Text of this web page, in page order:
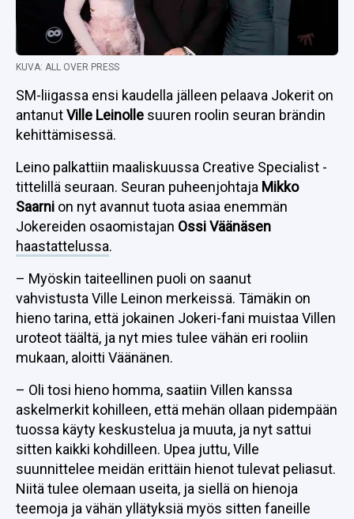
KUVA: ALL OVER PRESS
SM-liigassa ensi kaudella jälleen pelaava Jokerit on
antanutVille Leinolle suuren roolin seuran brändin
kehittämisessä.
Leino palkattiin maaliskuussa Creative Specialist -
tittelillä seuraan. Seuran puheenjohtaja Mikko
Saarni on nyt avannut tuota asiaa enemmän
Jokereiden osaomistajan Ossi Väänäsen
haastattelussa.
– Myöskin taiteellinen puoli on saanut
vahvistusta Ville Leinon merkeissä. Tämäkin on
hieno tarina, että jokainen Jokeri-fani muistaa Villen
uroteot täältä, ja nyt mies tulee vähän eri rooliin
mukaan, aloitti Väänänen.
– Oli tosi hieno homma, saatiin Villen kanssa
askelmerkit kohilleen, että mehän ollaan pidempään
tuossa käyty keskustelua ja muuta, ja nyt sattui
sitten kaikki kohdilleen. Upea juttu, Ville
suunnittelee meidän erittäin hienot tulevat peliasut.
Niitä tulee olemaan useita, ja siellä on hienoja
teemoja ja vähän yllätyksiä myös sitten faneille